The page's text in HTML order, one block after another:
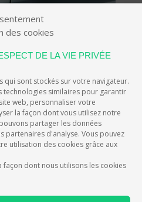
des cookies
DE LA VIE PRIVÉE
qui sont stockés sur votre navigateur.
technologies similaires pour garantir
web, personnaliser votre
la façon dont vous utilisez notre
partager les données
partenaires d'analyse. Vous pouvez
utilisation des cookies grâce aux
façon dont nous utilisons les cookies
ÉLECTRIQUE ?
SA BATTERIE ?
|